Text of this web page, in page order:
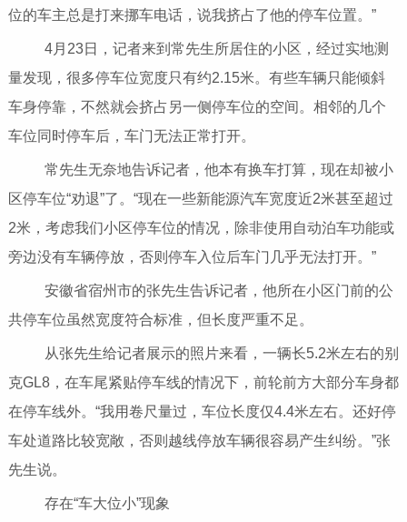
位的车主总是打来挪车电话，说我挤占了他的停车位置。”
4月23日，记者来到常先生所居住的小区，经过实地测
量发现，很多停车位宽度只有约2.15米。有些车辆只能倾斜
车身停靠，不然就会挤占另一侧停车位的空间。相邻的几个
车位同时停车后，车门无法正常打开。
常先生无奈地告诉记者，他本有换车打算，现在却被小
区停车位“劝退”了。“现在一些新能源汽车宽度近2米甚至超过
2米，考虑我们小区停车位的情况，除非使用自动泊车功能或
旁边没有车辆停放，否则停车入位后车门几乎无法打开。”
安徽省宿州市的张先生告诉记者，他所在小区门前的公
共停车位虽然宽度符合标准，但长度严重不足。
从张先生给记者展示的照片来看，一辆长5.2米左右的别
克GL8，在车尾紧贴停车线的情况下，前轮前方大部分车身都
在停车线外。“我用卷尺量过，车位长度仅4.4米左右。还好停
车处道路比较宽敞，否则越线停放车辆很容易产生纠纷。”张
先生说。
存在“车大位小”现象